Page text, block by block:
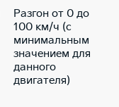
Разгон от 0 до
100 км/ч (с
минимальным
значением для
данного
двигателя)